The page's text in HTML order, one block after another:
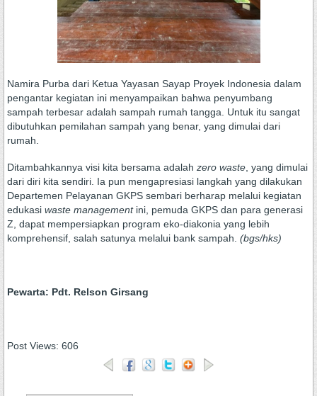
Namira Purba dari Ketua Yayasan Sayap Proyek Indonesia dalam
pengantar kegiatan ini menyampaikan bahwa penyumbang
sampah terbesar adalah sampah rumah tangga. Untuk itu sangat
dibutuhkan pemilahan sampah yang benar, yang dimulai dari
rumah.
Ditambahkannya visi kita bersama adalah zero waste , yang dimulai
dari diri kita sendiri. Ia pun mengapresiasi langkah yang dilakukan
Departemen Pelayanan GKPS sembari berharap melalui kegiatan
edukasi waste managementini, pemuda GKPS dan para generasi
Z, dapat mempersiapkan program eko-diakonia yang lebih
komprehensif, salah satunya melalui bank sampah. (bgs/hks)
Pewarta: Pdt. Relson Girsang
Post Views: 606